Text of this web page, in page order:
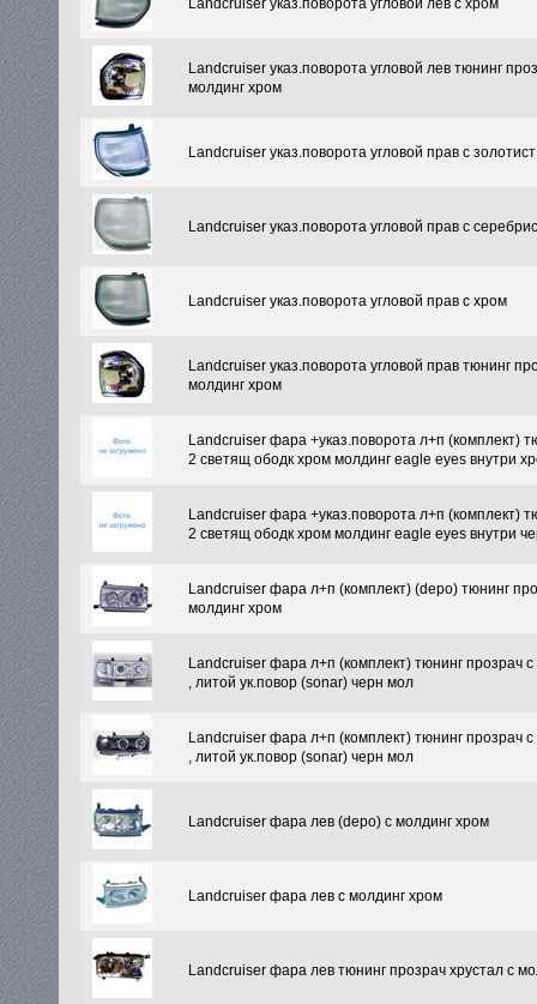
Landcruiser указ.поворота угловой лев тюнинг
молдинг хром
Landcruiser указ.поворота угловой прав с золотист
Landcruiser указ.поворота угловой прав с
Landcruiser указ.поворота угловой прав с хром
Landcruiser указ.поворота угловой прав тюнинг
молдинг хром
Landcruiser фара +указ.поворота л+п (комплект)
2 светящ ободк хром молдинг eagle eyes внутри
Landcruiser фара +указ.поворота л+п (комплект)
2 светящ ободк хром молдинг eagle eyes внутри
Landcruiser фара л+п (комплект) (depo) тюнинг
молдинг хром
Landcruiser фара л+п (комплект) тюнинг прозрач
, литой ук.повор (sonar) черн мол
Landcruiser фара л+п (комплект) тюнинг прозрач
, литой ук.повор (sonar) черн мол
Landcruiser фара лев (depo) с молдинг хром
Landcruiser фара лев с молдинг хром
Landcruiser фара лев тюнинг прозрач хрустал с